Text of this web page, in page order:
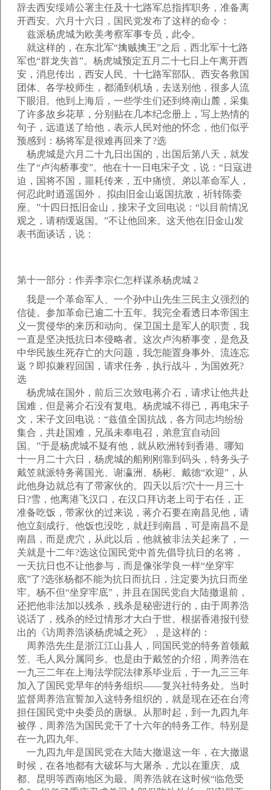
辞去西安绥靖公署主任及十七路军总指挥职务，准备离
开西安。六月十六日，国民党发布了这样的命令：
兹派杨虎城为欧美考察军事专员，此令。
就这样的，在东北军“擒贼擒王”之后，西北军十七路
军也“群龙失首”。杨虎城预定五月二十七日上午离开西
安，消息传出，西安人民、十七路军部队、西安各救国
团体、各学校师生，都涌到机场，去送别他，很多人流
下眼泪。他到上海后，一些学生们还到终南山麓，采集
了许多故乡花草，分别贴在几本纪念册上，写上热情的
句子，远道送了给他，表示人民对他的怀念，他们似乎
预感到：杨将军是很难再回来了?选
杨虎城是六月二十九日出国的，出国后第八天，就发
生了“卢沟桥事变”。他在十一日电宋子文，说：“日寇进
迫，国将不国，噩耗传来，五中痛愤。弟以革命军人，
何忍此时逍遥国外， 拟由旧金山返国抗敌，祈转陈委
座。”十四日抵旧金山，接宋子文回电说：“以目前情况
观之，请稍缓返国。”不让他回来。这天他在旧金山发
表书面谈话，说：
第十一部分：作弄李宗仁怎样谋杀杨虎城 2
我是一个革命军人、一个孙中山先生三民主义强烈的
信徒。参加革命已逾二十五年。我完全看透日本帝国主
义一贯侵华的来历和动向。保卫国土是军人的职责，我
一直是坚决抵抗日本侵略者。这次卢沟桥事变，是危及
中华民族生死存亡的大问题，我怎能置身事外、流连忘
返？即拟兼程回国，请求任务，执行战斗，为国效死?
选
杨虎城在国外，前后三次致电蒋介石，请求让他共赴
国难，但是蒋介石没有复电。杨虎城不得已，再电宋子
文，宋子文回电说：“兹值全国抗战，各方同志均纷纷
集合，共赴国难，兄虽未奉电召，弟意宜自动回
国。”于是杨虎城不疑有他，就从欧洲转到香港。哪知
十一月二十六日，杨虎城的船刚刚靠到码头，特务头子
戴笠就派特务蒋国光、谢瀛洲、杨彬、戴德“欢迎”，从
此他身边就总有了带家伙的。四天以后?穴十一月三十
日?雪，他离港飞汉口，在汉口拜访老上司于右任，正
准备吃饭，带家伙的过来说，蒋介石要在南昌见他，请
他立刻成行。他饭也没吃，就赶到南昌，可是南昌不是
南昌，而是虎穴，从此以后，他就被非法关起来了，一
关就是十二年?选这位国民党中首先倡导抗日的名将，
一天抗日也不让他参与，而是像张学良一样“坐穿牢
底”了?选张杨都不能为抗日而抗日，注定要为抗日而坐
牢。杨不但“坐穿牢底”，并且在国民党自大陆撤退前，
还把他非法加以残杀，残杀是秘密进行的，由于周养浩
说话了，残杀的经过情形才大白于世。根据香港报刊登
出的《访周养浩谈杨虎城之死》，是这样的：
周养浩先生是浙江江山县人，同国民党的特务首领戴
笠、毛人凤分属同乡。也是由于戴笠的介绍，周养浩在
一九三二年在上海法学院法律系毕业后，于一九三三年
加入了国民党早年的特务组织——复兴社特务处。当时
监督周养浩宣誓加入这特务组织的，就是现在还在台湾
担任国民党中央委员的唐纵。从那时起，到一九四九年
被俘，周养浩为国民党干了十六年的特务工作。特别是
在一九四九年。
一九四九年是国民党在大陆大撤退这一年，在大撤退
时候，在各地都有大破坏与大屠杀，尤以在重庆、成
都、昆明等西南地区为最。周养浩就在这时候“临危受